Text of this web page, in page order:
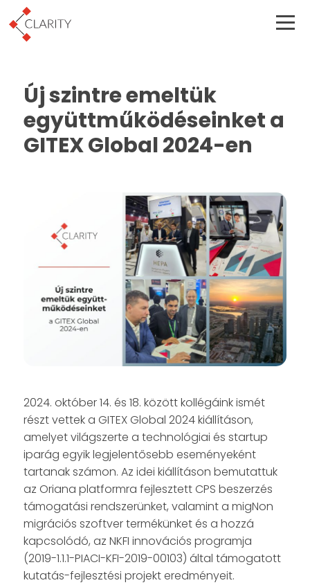
Új szintre emeltük
együttműködéseinket a
GITEX Global 2024-en
2024. október 14. és 18. között kollégáink ismét
részt vettek a GITEX Global 2024 kiállításon,
amelyet világszerte a technológiai és startup
iparág egyik legjelentősebb eseményeként
tartanak számon. Az idei kiállításon bemutattuk
az Oriana platformra fejlesztett CPS beszerzés
támogatási rendszerünket, valamint a migNon
migrációs szoftver termékünket és a hozzá
kapcsolódó, az NKFI innovációs programja
(2019-1.1.1-PIACI-KFI-2019-00103) által támogatott
kutatás-fejlesztési projekt eredményeit.